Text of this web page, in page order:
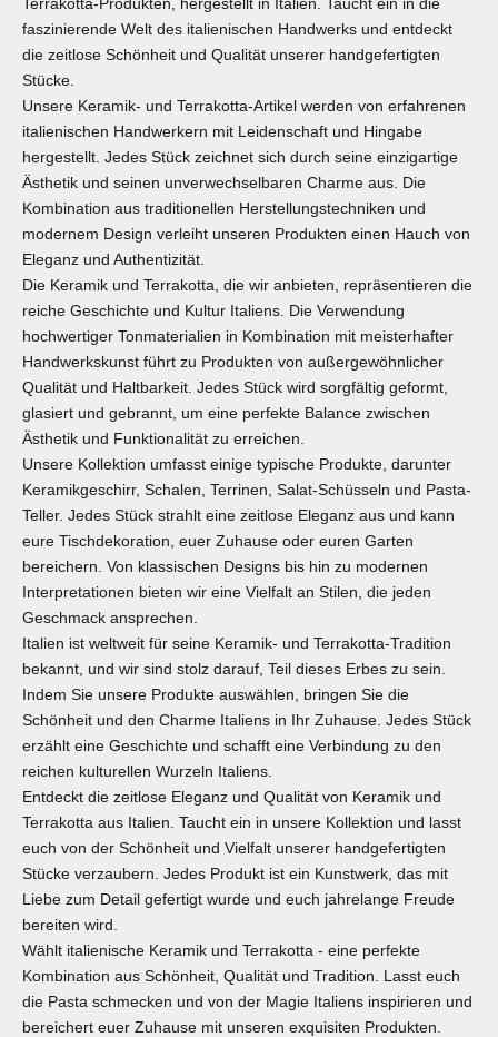
faszinierende Welt des italienischen Handwerks und entdeckt
die zeitlose Schönheit und Qualität unserer handgefertigten
Stücke.
Unsere Keramik- und Terrakotta-Artikel werden von erfahrenen
italienischen Handwerkern mit Leidenschaft und Hingabe
hergestellt. Jedes Stück zeichnet sich durch seine einzigartige
Ästhetik und seinen unverwechselbaren Charme aus. Die
Kombination aus traditionellen Herstellungstechniken und
modernem Design verleiht unseren Produkten einen Hauch von
Eleganz und Authentizität.
Die Keramik und Terrakotta, die wir anbieten, repräsentieren die
reiche Geschichte und Kultur Italiens. Die Verwendung
hochwertiger Tonmaterialien in Kombination mit meisterhafter
Handwerkskunst führt zu Produkten von außergewöhnlicher
Qualität und Haltbarkeit. Jedes Stück wird sorgfältig geformt,
glasiert und gebrannt, um eine perfekte Balance zwischen
Ästhetik und Funktionalität zu erreichen.
Unsere Kollektion umfasst einige typische Produkte, darunter
Keramikgeschirr, Schalen, Terrinen, Salat-Schüsseln und Pasta-
Teller. Jedes Stück strahlt eine zeitlose Eleganz aus und kann
eure Tischdekoration, euer Zuhause oder euren Garten
bereichern. Von klassischen Designs bis hin zu modernen
Interpretationen bieten wir eine Vielfalt an Stilen, die jeden
Geschmack ansprechen.
Italien ist weltweit für seine Keramik- und Terrakotta-Tradition
bekannt, und wir sind stolz darauf, Teil dieses Erbes zu sein.
Indem Sie unsere Produkte auswählen, bringen Sie die
Schönheit und den Charme Italiens in Ihr Zuhause. Jedes Stück
erzählt eine Geschichte und schafft eine Verbindung zu den
reichen kulturellen Wurzeln Italiens.
Entdeckt die zeitlose Eleganz und Qualität von Keramik und
Terrakotta aus Italien. Taucht ein in unsere Kollektion und lasst
euch von der Schönheit und Vielfalt unserer handgefertigten
Stücke verzaubern. Jedes Produkt ist ein Kunstwerk, das mit
Liebe zum Detail gefertigt wurde und euch jahrelange Freude
bereiten wird.
Wählt italienische Keramik und Terrakotta - eine perfekte
Kombination aus Schönheit, Qualität und Tradition. Lasst euch
die Pasta schmecken und von der Magie Italiens inspirieren und
bereichert euer Zuhause mit unseren exquisiten Produkten.